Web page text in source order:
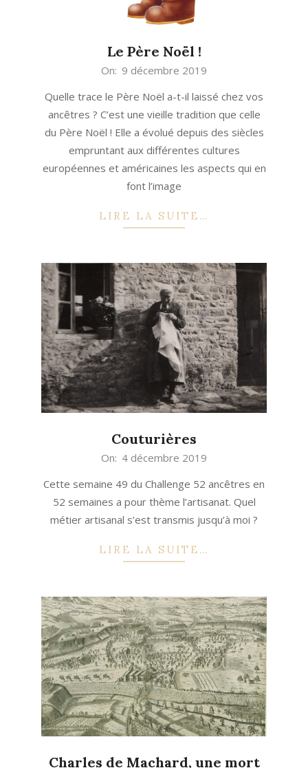
Le Père Noël !
09
On: 9 décembre 2019
Quelle trace le Père Noël a-t-il laissé chez vos
ancêtres ? C’est une vieille tradition que celle
du Père Noël ! Elle a évolué depuis des siècles
empruntant aux différentes cultures
européennes et américaines les aspects qui en
font l’image
LIRE LA SUITE…
Couturières
04
On: 4 décembre 2019
Cette semaine 49 du Challenge 52 ancêtres en
52 semaines a pour thème l’artisanat. Quel
métier artisanal s’est transmis jusqu’à moi ?
LIRE LA SUITE…
Charles de Machard, une mort